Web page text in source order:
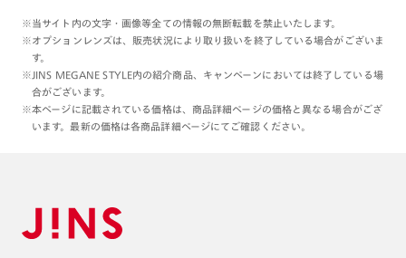
※当サイト内の文字・画像等全ての情報の無断転載を禁止いたします。
※オプションレンズは、販売状況により取り扱いを終了している場合がございま
す。
※JINS MEGANE STYLE内の紹介商品、キャンペーンにおいては終了している場
合がございます。
※本ページに記載されている価格は、商品詳細ページの価格と異なる場合がござ
います。最新の価格は各商品詳細ページにてご確認ください。